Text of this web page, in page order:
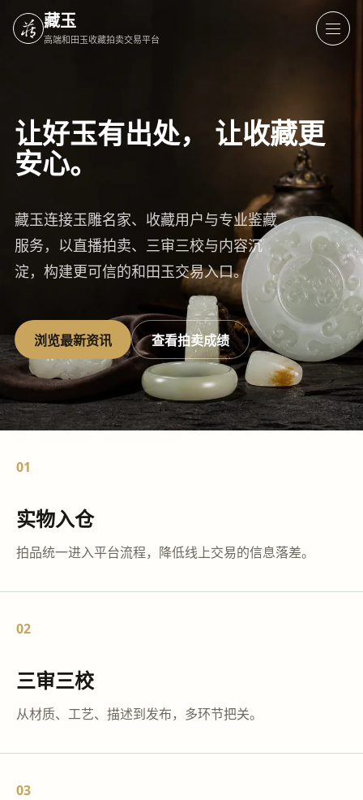
藏玉
高端和田玉收藏拍卖交易平台
让好玉有出处，
让收藏更
安心。
藏玉连接玉雕名家、收藏用户与专业鉴藏
服务，以直播拍卖、三审三校与内容沉
淀，构建更可信的和田玉交易入口。
浏览最新资讯 查看拍卖成绩
01
实物入仓
拍品统一进入平台流程，降低线上交易的信息落差。
02
三审三校
从材质、工艺、描述到发布，多环节把关。
03